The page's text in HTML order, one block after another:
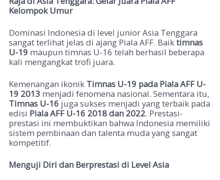
Kelompok Umur
Dominasi Indonesia di level junior Asia Tenggara
sangat terlihat jelas di ajang Piala AFF. Baiktimnas
U-19 maupun timnas U-16 telah berhasil beberapa
kali mengangkat trofi juara.
Kemenangan ikonik Timnas U-19 pada Piala AFF U-
19 2013 menjadi fenomena nasional. Sementara itu,
Timnas U-16 juga sukses menjadi yang terbaik pada
edisi Piala AFF U-16 2018 dan 2022. Prestasi-
prestasi ini membuktikan bahwa Indonesia memiliki
sistem pembinaan dan talenta muda yang sangat
kompetitif.
Menguji Diri dan Berprestasi di Level Asia